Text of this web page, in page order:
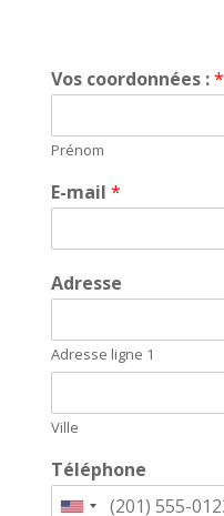
Vos coordonnées :*
Prénom
E-mail *
Adresse
Adresse ligne 1
Ville
Téléphone